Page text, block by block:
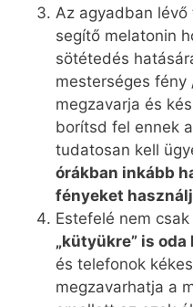
Az agyadban
segítő melatonin
sötétedés
mesterséges
megzavarja és
borítsd fel ennek
tudatosan kell
órákban inkább
fényeket használj
Estefelé nem
„kütyükre” is
és telefonok
megzavarhatja a